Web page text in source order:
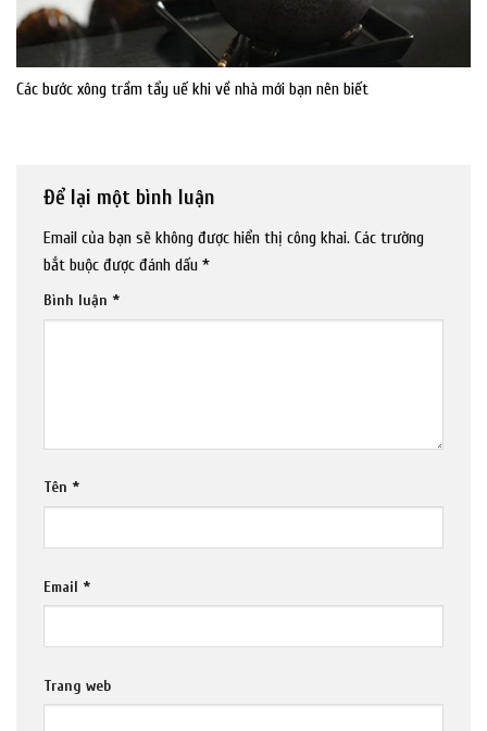
Các bước xông trầm tẩy uế khi về nhà mới bạn nên biết
Để lại một bình luận
Email của bạn sẽ không được hiển thị công khai. Các trường
bắt buộc được đánh dấu *
Bình luận *
Tên *
Email *
Trang web